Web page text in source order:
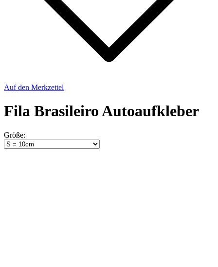
Auf den Merkzettel
Fila Brasileiro Autoaufkleber
Größe: